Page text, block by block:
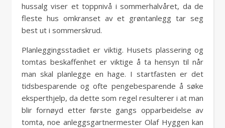
hussalg viser et toppnivå i sommerhalvåret, da de
fleste hus omkranset av et grøntanlegg tar seg
best ut i sommerskrud.
Planleggingsstadiet er viktig. Husets plassering og
tomtas beskaffenhet er viktige å ta hensyn til når
man skal planlegge en hage. I startfasten er det
tidsbesparende og ofte pengebesparende å søke
eksperthjelp, da dette som regel resulterer i at man
blir fornøyd etter første gangs opparbeidelse av
tomta, noe anleggsgartnermester Olaf Hyggen kan